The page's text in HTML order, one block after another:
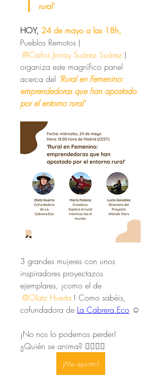
rural’
HOY, 24 de mayo a las 18h,
Pueblos Remotos (
@Carlos Jonay Suárez Suárez )
organiza este magnífico panel
acerca del ‘Rural en Femenino:
emprendedoras que han apostado
por el entorno rural’
3 grandes mujeres con unos
inspiradores proyectazos
ejemplares, ¡como el de
@Olatz Huerta ! Como sabéis,
cofundadora de La Cabrera.Eco ☺️
¡No nos lo podemos perder!
¿Quién se anima? 👇🏻👇🏻
¡Me apunto!